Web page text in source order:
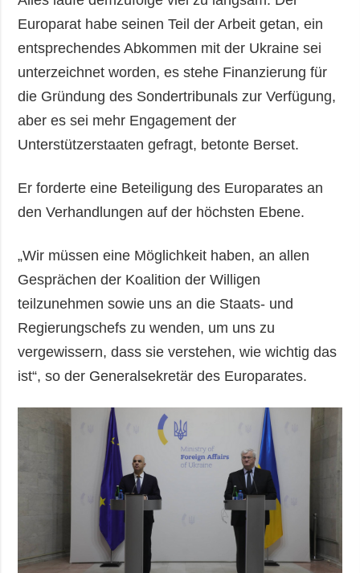
Europarat habe seinen Teil der Arbeit getan, ein
entsprechendes Abkommen mit der Ukraine sei
unterzeichnet worden, es stehe Finanzierung für
die Gründung des Sondertribunals zur Verfügung,
aber es sei mehr Engagement der
Unterstützerstaaten gefragt, betonte Berset.
Er forderte eine Beteiligung des Europarates an
den Verhandlungen auf der höchsten Ebene.
„Wir müssen eine Möglichkeit haben, an allen
Gesprächen der Koalition der Willigen
teilzunehmen sowie uns an die Staats- und
Regierungschefs zu wenden, um uns zu
vergewissern, dass sie verstehen, wie wichtig das
ist“, so der Generalsekretär des Europarates.